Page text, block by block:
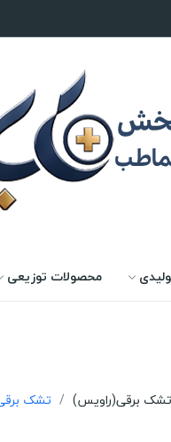
محصولات توزیعی
تشک برقی(راویس) تشک برقی